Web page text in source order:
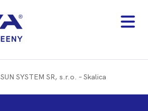
SUN SYSTEM SR, s.r.o. – Skalica